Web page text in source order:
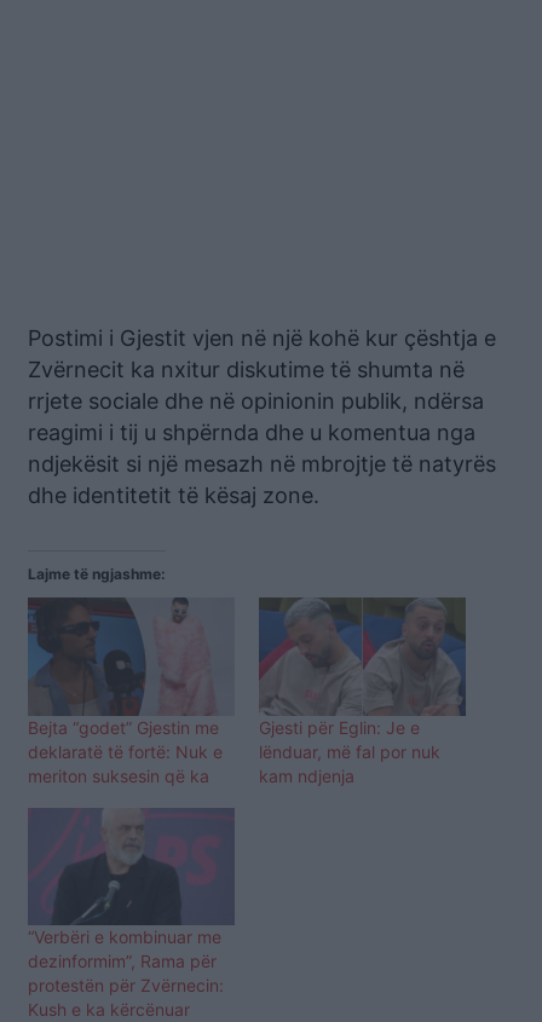
Postimi i Gjestit vjen në një kohë kur çështja e
Zvërnecit ka nxitur diskutime të shumta në
rrjete sociale dhe në opinionin publik, ndërsa
reagimi i tij u shpërnda dhe u komentua nga
ndjekësit si një mesazh në mbrojtje të natyrës
dhe identitetit të kësaj zone.
Lajme të ngjashme:
Bejta “godet” Gjestin me
deklaratë të fortë: Nuk e
meriton suksesin që ka
Gjesti për Eglin: Je e
lënduar, më fal por nuk
kam ndjenja
“Verbëri e kombinuar me
dezinformim”, Rama për
protestën për Zvërnecin:
Kush e ka kërcënuar